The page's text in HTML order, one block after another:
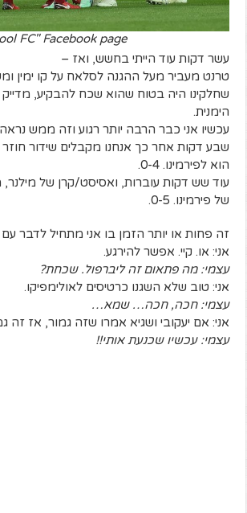
FC" Facebook page
עשר דקות עוד הייתי בחשש, ואז –
טרנט מעביר מעל ההגנה לסלאח על קו ימין
שחלקינו היה בטוח שהוא שכח להבקיע,
הימנית.
עכשיו אני כבר הרבה יותר רגוע וזה ממש
שבע דקות אחר כך אנחנו מקבלים שידור
הוא לפירמינו. 0-4.
עוד שש דקות עוברות, ואסיסט/קרן של
של פירמינו. 0-5.
זה פחות או יותר הזמן בו אני מתחיל לדבר
אני: או. קיי. אפשר להירגע.
עצמי: מה פתאום זה ליברפול. שכחת?
אני: טוב שלא השגנו כרטיסים לאולימפיקו.
עצמי: חכה, חכה… שמא…
אני: אם יעקובי ושגיא אמרו שזה גמור, אז זה
עצמי: עכשיו שכנעת אותי!!